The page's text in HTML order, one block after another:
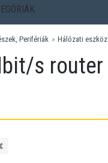
Perifériák Hálózati eszköz
s router